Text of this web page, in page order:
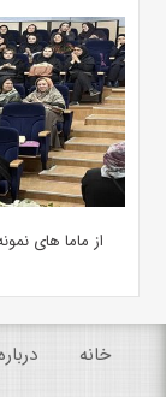
از ماما های
خانه